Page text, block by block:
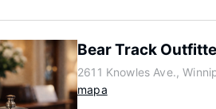
Bear Track
2611 Knowles Ave.,
mapa